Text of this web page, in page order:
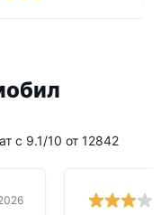
с 9.1/10 от 12842